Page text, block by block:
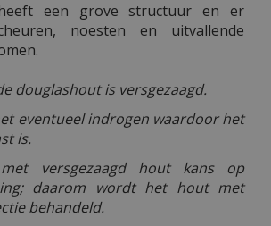
een grove structuur en er
noesten en uitvallende
douglashout is versgezaagd.
eventueel indrogen waardoor het
is.
versgezaagd hout kans op
daarom wordt het hout met
behandeld.